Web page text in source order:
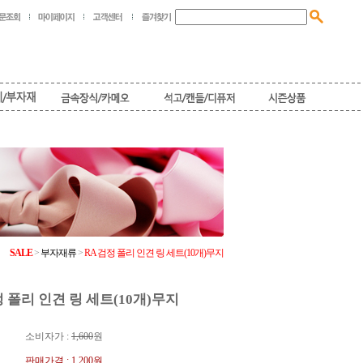
SALE> 부자재류>RA 검정 폴리 인견 링 세트(10개)무지
폴리 인견 링 세트(10개)무지
소비자가 : 1,600원
판매가격 : 1,200원